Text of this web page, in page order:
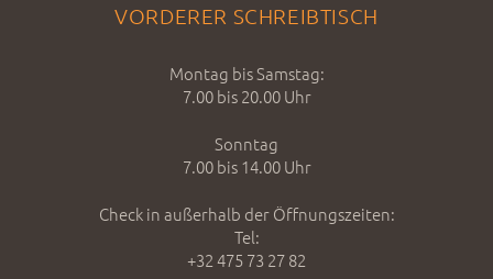
VORDERER SCHREIBTISCH
Montag bis Samstag:
7.00 bis 20.00 Uhr
Sonntag
7.00 bis 14.00 Uhr
Check in außerhalb der Öffnungszeiten:
Tel:
+32 475 73 27 82